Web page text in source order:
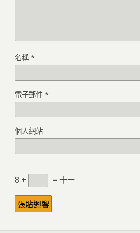
名稱 *
電子郵件 *
個人網站
8 + = 十一